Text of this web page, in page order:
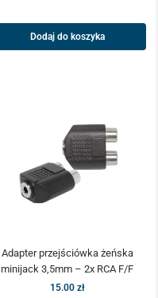
Dodaj do koszyka
Adapter przejściówka żeńska
minijack 3,5mm – 2x RCA F/F
15.00 zł